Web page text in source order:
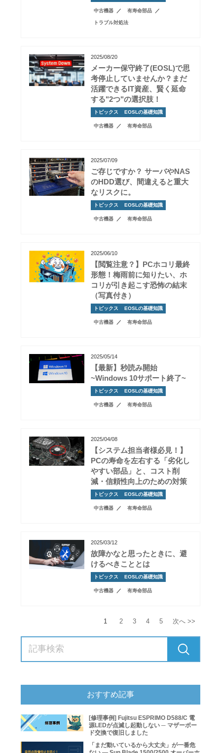
中古機器 有寿命部品
トラブル対処法
2025/08/20
メーカー保守終了(EOSL)で思
考停止していませんか？まだ
活躍できるIT資産、賢く延命
する"2つ"の選択肢！
トピックス EOSLの基礎知識
中古機器 有寿命部品
2025/07/09
ご存じですか？ サーバやNAS
のHDD選び、間違えると重大
なリスクに。
トピックス EOSLの基礎知識
中古機器 有寿命部品
2025/06/10
【閲覧注意？】PCホコリ最終
形態！梅雨前に知りたい、ホ
コリが引き起こす恐怖の結末
（写真付き）
トピックス EOSLの基礎知識
中古機器 有寿命部品
2025/05/14
【最新】秒読み開始
~Windows 10サポート終了~
トピックス EOSLの基礎知識
中古機器 有寿命部品
2025/04/08
【システム担当者様必見！】
PCの寿命を左右する「劣化し
やすい部品」と、コスト削
減・信頼性向上のための対策
トピックス EOSLの基礎知識
中古機器 有寿命部品
2025/03/12
故障かなと思ったときに、避
けるべきこととは
トピックス EOSLの基礎知識
中古機器 有寿命部品
1 2 3 4 5 次へ >>
おすすめ記事
[修理事例] Fujitsu ESPRIMO D588/C 電
源LEDが点滅し起動しない ─ マザーボー
ド交換で復旧しました
「まだ動いているから大丈夫」が一番危